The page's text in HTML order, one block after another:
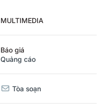
MULTIMEDIA
Báo giá
Quảng cáo
Tòa soạn